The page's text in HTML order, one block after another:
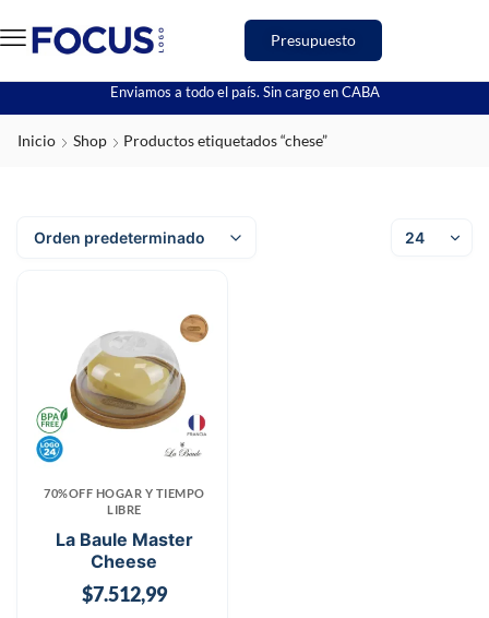
Presupuesto
Enviamos a todo el país. Sin cargo en CABA
Inicio Shop Productos etiquetados “chese”
70%OFF HOGAR Y TIEMPO
LIBRE
La Baule Master
Cheese
$7.512,99